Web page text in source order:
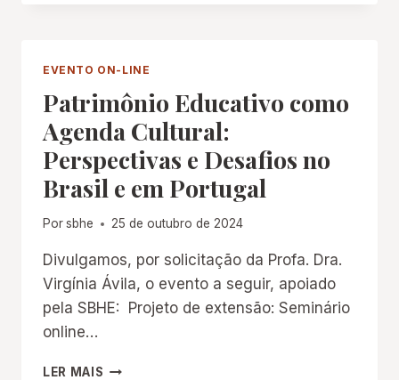
PRIMEIROS
DEZ
ANOS
DE
EXISTÊNCIA”
EVENTO ON-LINE
Patrimônio Educativo como
Agenda Cultural:
Perspectivas e Desafios no
Brasil e em Portugal
Porsbhe 25 de outubro de 2024
Divulgamos, por solicitação da Profa. Dra.
Virgínia Ávila, o evento a seguir, apoiado
pela SBHE: Projeto de extensão: Seminário
online…
LER MAIS PATRIMÔNIO